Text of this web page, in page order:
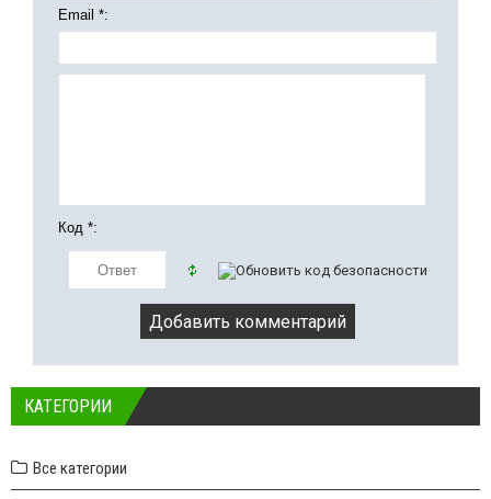
Email *:
Код *:
КАТЕГОРИИ
Все категории